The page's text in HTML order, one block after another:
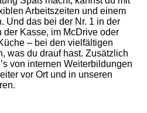
Arbeitszeiten und einem
Und das bei der Nr. 1 in der
der Kasse, im McDrive oder
– bei den vielfältigen
was du drauf hast. Zusätzlich
von internen Weiterbildungen
vor Ort und in unseren